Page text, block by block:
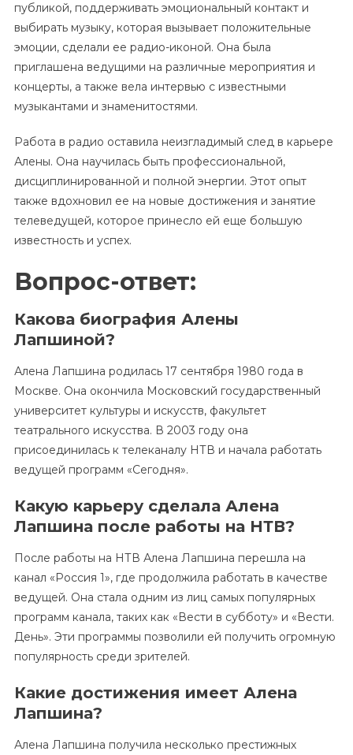
публикой, поддерживать эмоциональный контакт и
выбирать музыку, которая вызывает положительные
эмоции, сделали ее радио-иконой. Она была
приглашена ведущими на различные мероприятия и
концерты, а также вела интервью с известными
музыкантами и знаменитостями.
Работа в радио оставила неизгладимый след в карьере
Алены. Она научилась быть профессиональной,
дисциплинированной и полной энергии. Этот опыт
также вдохновил ее на новые достижения и занятие
телеведущей, которое принесло ей еще большую
известность и успех.
Вопрос-ответ:
Какова биография Алены
Лапшиной?
Алена Лапшина родилась 17 сентября 1980 года в
Москве. Она окончила Московский государственный
университет культуры и искусств, факультет
театрального искусства. В 2003 году она
присоединилась к телеканалу НТВ и начала работать
ведущей программ «Сегодня».
Какую карьеру сделала Алена
Лапшина после работы на НТВ?
После работы на НТВ Алена Лапшина перешла на
канал «Россия 1», где продолжила работать в качестве
ведущей. Она стала одним из лиц самых популярных
программ канала, таких как «Вести в субботу» и «Вести.
День». Эти программы позволили ей получить огромную
популярность среди зрителей.
Какие достижения имеет Алена
Лапшина?
Алена Лапшина получила несколько престижных